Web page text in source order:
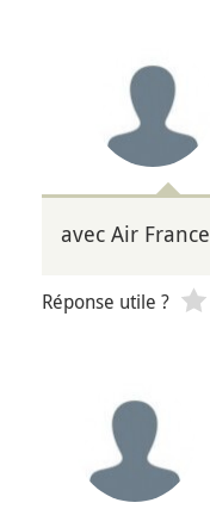
avec Air France
Réponse utile ?